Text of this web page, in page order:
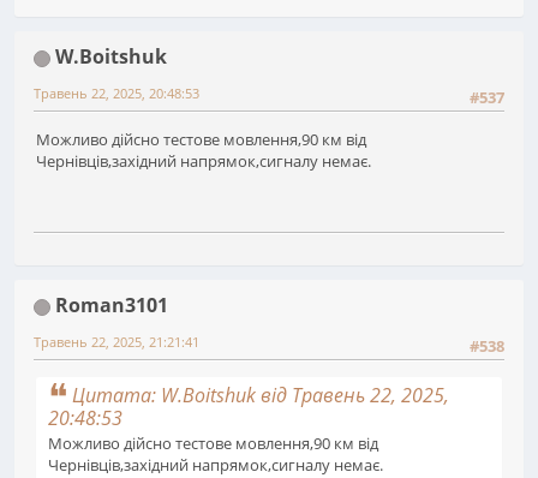
W.Boitshuk
#537
Травень 22, 2025, 20:48:53
Можливо дійсно тестове мовлення,90 км від
Чернівців,західний напрямок,сигналу немає.
Roman3101
#538
Травень 22, 2025, 21:21:41
Цитата: W.Boitshuk від Травень 22, 2025,
20:48:53
Можливо дійсно тестове мовлення,90 км від
Чернівців,західний напрямок,сигналу немає.